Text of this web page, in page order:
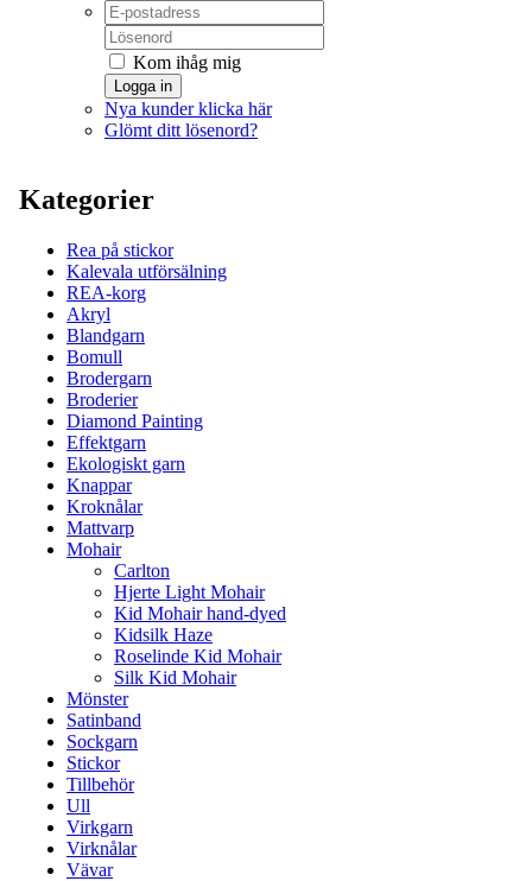
Kom ihåg mig
Logga in
Nya kunder klicka här
Glömt ditt lösenord?
Kategorier
Rea på stickor
Kalevala utförsälning
REA-korg
Akryl
Blandgarn
Bomull
Brodergarn
Broderier
Diamond Painting
Effektgarn
Ekologiskt garn
Knappar
Kroknålar
Mattvarp
Mohair
Carlton
Hjerte Light Mohair
Kid Mohair hand-dyed
Kidsilk Haze
Roselinde Kid Mohair
Silk Kid Mohair
Mönster
Satinband
Sockgarn
Stickor
Tillbehör
Ull
Virkgarn
Virknålar
Vävar